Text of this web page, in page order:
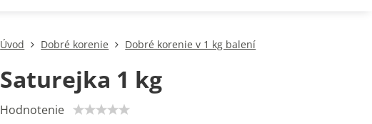
Úvod Dobré korenie Dobré korenie v 1 kg balení
Saturejka 1 kg
Hodnotenie